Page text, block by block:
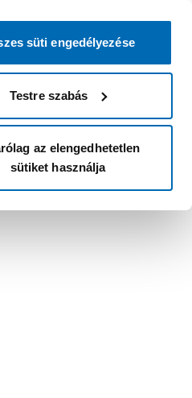
süti engedélyezése
Testre szabás
az elengedhetetlen
sütiket használja